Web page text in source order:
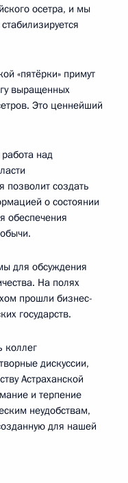
осетра, и мы
«пятёрки» примут
выращенных
Это ценнейший
над
позволит создать
о состоянии
обеспечения
для обсуждения
На полях
прошли бизнес-
государств.
коллег
дискуссии,
Астраханской
и терпение
неудобствам,
для нашей